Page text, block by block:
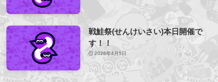
戦鮭祭(せんけいさい)本日開催で
す！！
2026年4月5日